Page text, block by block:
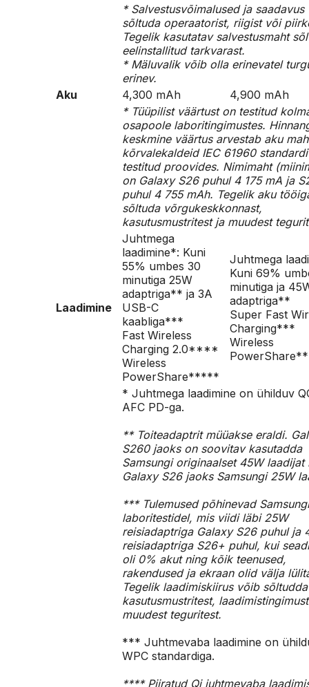
* Salvestusvõimalused ja
sõltuda operaatorist, riigist või
Tegelik kasutatav salvestusmaht
eelinstallitud tarkvarast.
* Mäluvalik võib olla erinevatel
erinev.
Aku
4,300 mAh
4,900 mAh
* Tüüpilist väärtust on testitud
osapoole laboritingimustes.
keskmine väärtus arvestab aku
kõrvalekaldeid IEC 61960
testitud proovides. Nimimaht
on Galaxy S26 puhul 4 175 mA ja
puhul 4 755 mAh. Tegelik aku
sõltuda võrgukeskkonnast,
kasutusmustritest ja muudest
Laadimine
Juhtmega
laadimine*: Kuni
55% umbes 30
minutiga 25W
adaptriga** ja 3A
USB-C
kaabliga***
Fast Wireless
Charging 2.0****
Wireless
PowerShare*****
Juhtmega
Kuni 69%
minutiga ja
adaptriga**
Super Fast
Charging***
Wireless
* Juhtmega laadimine on ühilduv
AFC PD-ga.
** Toiteadaptrit müüakse eraldi.
S260 jaoks on soovitav kasutadda
Samsungi originaalset 45W laadijat
Galaxy S26 jaoks Samsungi 25W
*** Tulemused põhinevad
laboritestidel, mis viidi läbi 25W
reisiadaptriga Galaxy S26 puhul ja
reisiadaptriga S26+ puhul, kui
oli 0% akut ning kõik teenused,
rakendused ja ekraan olid välja
Tegelik laadimiskiirus võib sõltudda
kasutusmustritest,
muudest teguritest.
*** Juhtmevaba laadimine on
WPC standardiga.
**** Piiratud Qi juhtmevaba